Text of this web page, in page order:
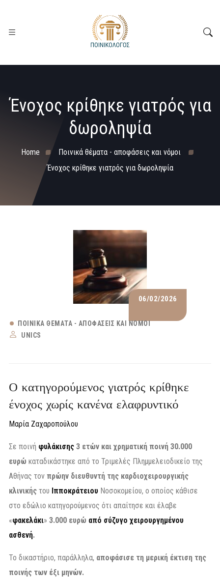
Ένοχος κρίθηκε γιατρός για
δωροληψία
Home
Ποινικά θέματα - αποφάσεις και νόμοι
Ένοχος κρίθηκε γιατρός για δωροληψία
06/02/2026
ΠΟΙΝΙΚΆ ΘΈΜΑΤΑ - ΑΠΟΦΆΣΕΙΣ ΚΑΙ ΝΌΜΟΙ
UNICS
Ο κατηγορούμενος γιατρός κρίθηκε
ένοχος χωρίς κανένα ελαφρυντικό
Μαρία Ζαχαροπούλου
Σε ποινή φυλάκισης 3 ετών και χρηματική ποινή 30.000
ευρώ καταδικάστηκε από το Τριμελές Πλημμελειοδικείο της
Αθήνας τον πρώην διευθυντή της καρδιοχειρουργικής
κλινικής του Ιπποκράτειου Νοσοκομείου, ο οποίος κάθισε
στο εδώλιο κατηγορούμενος ότι απαίτησε και έλαβε
«φακελάκι» 3.000 ευρώ από σύζυγο χειρουργημένου
ασθενή.
Το δικαστήριο, παράλληλα, αποφάσισε τη μερική έκτιση της
ποινής των έξι μηνών.